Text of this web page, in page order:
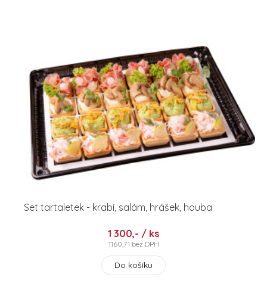
Set tartaletek - krabí, salám, hrášek, houba
1 300,- / ks
1160,71 bez DPH
Do košíku